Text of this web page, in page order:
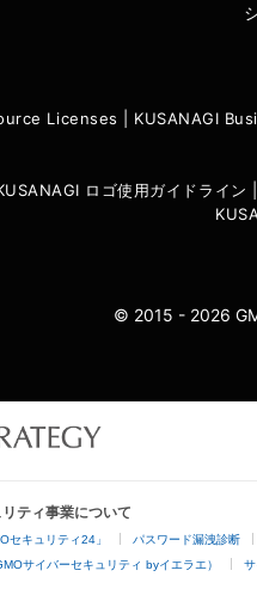
Licenses KUSANAGI
ロゴ使用ガイドライン
© 2015 - 2026
ティ事業について
セキュリティ24」 パスワード漏洩診断
サイバーセキュリティ byイエラエ）